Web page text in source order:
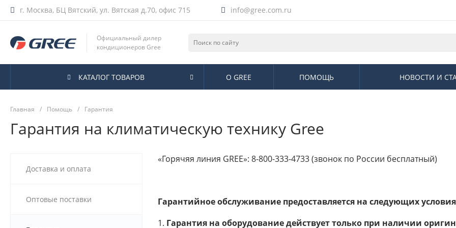
г. Москва, БЦ Вятский, ул. Вятская д.70, офис 715 info@gree.com.ru
Официальный дилер
кондиционеров Gree
КАТАЛОГ ТОВАРОВ О GREE ПОМОЩЬ НОВОСТИ И
Главная / Помощь / Гарантия
Гарантия на климатическую технику Gree
Доставка и оплата
Оптовые поставки
«Горячяя линия GREE»: 8-800-333-4733 (звонок по России бесплатный)
Гарантийное обслуживание предоставляется на следующих
1. Гарантия на оборудование действует только при наличии